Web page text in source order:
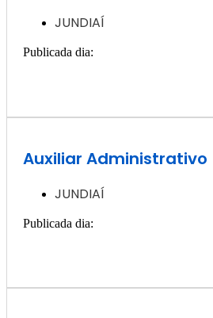
JUNDIAÍ
Publicada dia:
Auxiliar Administrativo
JUNDIAÍ
Publicada dia: